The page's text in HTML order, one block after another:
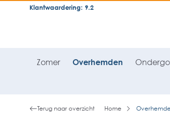
general.skipToNavigation
Klantwaardering: 9.2
Zomer Overhemden
Terug naar overzicht Home